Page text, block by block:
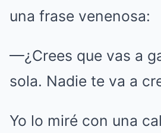
una frase venenosa:
—¿Crees que vas a
sola. Nadie te va a
Yo lo miré con una